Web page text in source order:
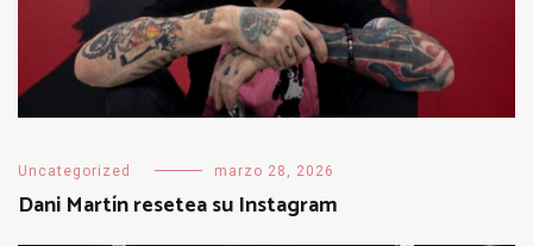
Uncategorized marzo 28, 2026
Dani Martín resetea su Instagram